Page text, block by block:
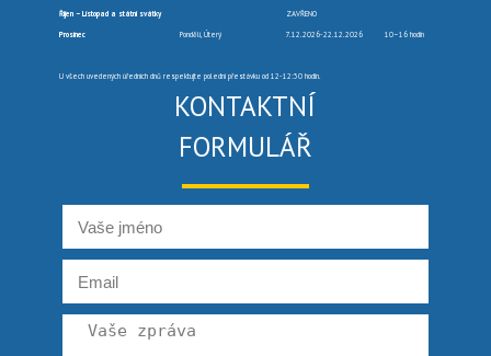
Říjen – Listopad a státní svátky ZAVŘENO
Prosinec Pondělí, Úterý 7.12.2026-22.12.2026 10–16 hodin
U všech uvedených úředních dnů respektujte polední přestávku od 12-12:30 hodin.
KONTAKTNÍ
FORMULÁŘ